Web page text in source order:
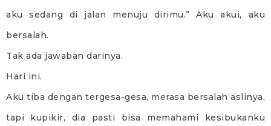
aku sedang di jalan menuju dirimu.” Aku akui, aku
bersalah.
Tak ada jawaban darinya.
Hari ini.
Aku tiba dengan tergesa-gesa, merasa bersalah aslinya,
tapi kupikir, dia pasti bisa memahami kesibukanku